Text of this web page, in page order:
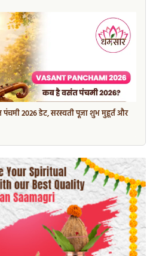
2026 डेट, सरस्वती पूजा शुभ मुहूर्त और